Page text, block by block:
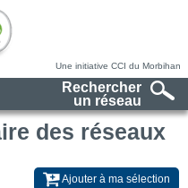
Une initiative CCI du Morbihan
Rechercher
un réseau
des réseaux
Ajouter à ma sélection